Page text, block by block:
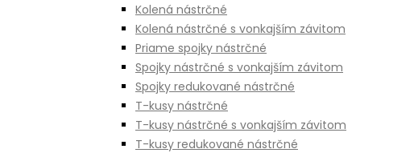
Kolená nástrčné
Kolená nástrčné s vonkajším závitom
Priame spojky nástrčné
Spojky nástrčné s vonkajším závitom
Spojky redukované nástrčné
T-kusy nástrčné
T-kusy nástrčné s vonkajším závitom
T-kusy redukované nástrčné